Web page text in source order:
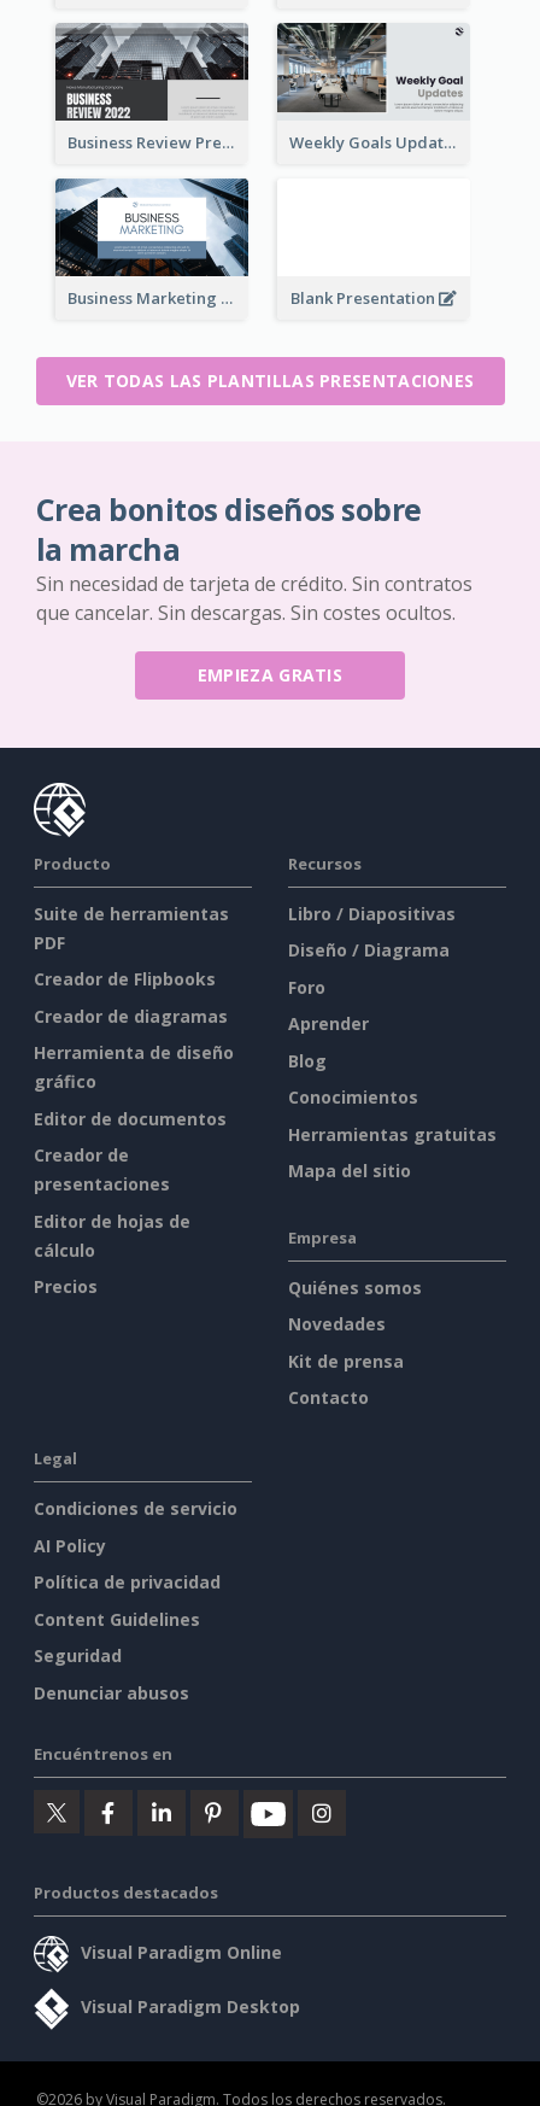
Business Review Presentations Weekly Goals Updates Presentation
Business Marketing Presentation Blank Presentation
VER TODAS LAS PLANTILLAS PRESENTACIONES
Crea bonitos diseños sobre
la marcha
Sin necesidad de tarjeta de crédito. Sin contratos
que cancelar. Sin descargas. Sin costes ocultos.
EMPIEZA GRATIS
Producto
Suite de herramientas
PDF
Creador de Flipbooks
Creador de diagramas
Herramienta de diseño
gráfico
Editor de documentos
Creador de
presentaciones
Editor de hojas de
cálculo
Precios
Recursos
Libro / Diapositivas
Diseño / Diagrama
Foro
Aprender
Blog
Conocimientos
Herramientas gratuitas
Mapa del sitio
Empresa
Quiénes somos
Novedades
Kit de prensa
Contacto
Legal
Condiciones de servicio
AI Policy
Política de privacidad
Content Guidelines
Seguridad
Denunciar abusos
Encuéntrenos en
Productos destacados
Visual Paradigm Online
Visual Paradigm Desktop
©2026 by Visual Paradigm. Todos los derechos reservados.